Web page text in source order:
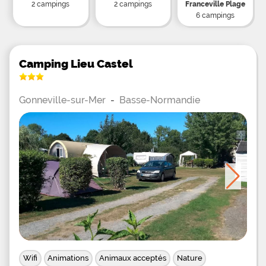
2 campings
2 campings
Franceville Plage
6 campings
Camping Lieu Castel
Gonneville-sur-Mer - Basse-Normandie
Wifi Animations Animaux acceptés Nature